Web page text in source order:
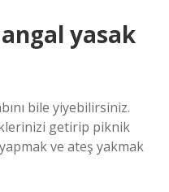
yasak
bile yiyebilirsiniz.
getirip piknik
ve ateş yakmak